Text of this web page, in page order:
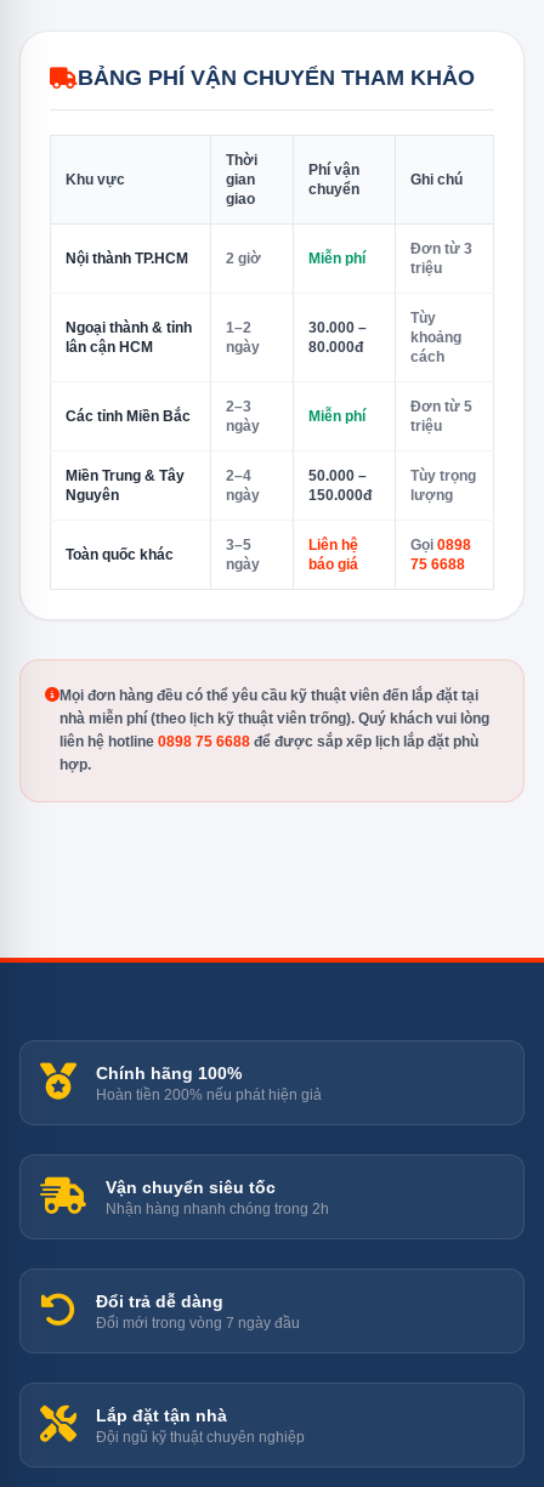
BẢNG PHÍ VẬN CHUYỂN THAM KHẢO
Khu vực
Thời
gian
giao
Phí vận
chuyển
Ghi chú
Nội thành TP.HCM 2 giờ Miễn phí
Đơn từ 3
triệu
Ngoại thành & tỉnh
lân cận HCM
1–2
ngày
30.000 –
80.000đ
Tùy
khoảng
cách
Các tỉnh Miền Bắc
2–3
ngày
Miễn phí
Đơn từ 5
triệu
Miền Trung & Tây
Nguyên
2–4
ngày
50.000 –
150.000đ
Tùy trọng
lượng
Toàn quốc khác
3–5
ngày
Liên hệ
báo giá
Gọi 0898
75 6688
Mọi đơn hàng đều có thể yêu cầu kỹ thuật viên đến lắp đặt tại
nhà miễn phí (theo lịch kỹ thuật viên trống). Quý khách vui lòng
liên hệ hotline 0898 75 6688 để được sắp xếp lịch lắp đặt phù
hợp.
Chính hãng 100%
Hoàn tiền 200% nếu phát hiện giả
Vận chuyển siêu tốc
Nhận hàng nhanh chóng trong 2h
Đổi trả dễ dàng
Đổi mới trong vòng 7 ngày đầu
Lắp đặt tận nhà
Đội ngũ kỹ thuật chuyên nghiệp